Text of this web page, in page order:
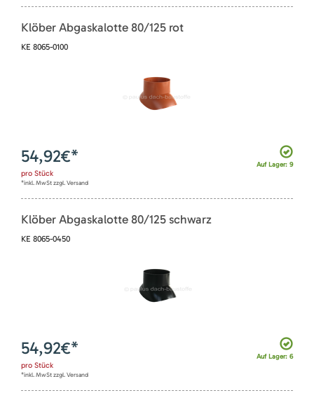
Klöber Abgaskalotte 80/125 rot
KE 8065-0100
Auf Lager: 9
54,92€*
pro Stück
*inkl. MwSt zzgl. Versand
Klöber Abgaskalotte 80/125 schwarz
KE 8065-0450
Auf Lager: 6
54,92€*
pro Stück
*inkl. MwSt zzgl. Versand